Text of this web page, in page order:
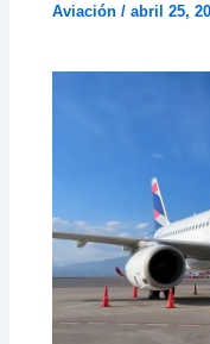
Aviación /abril 25,